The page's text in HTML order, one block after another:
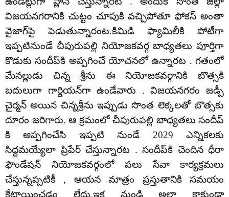
విజయనగరానికి చుట్టం చూపుకి వచ్చిపోతూ ఫోకస్ అంతా
వైజాగ్‌పై పెడుతున్నారంట.కిమిడి ఫ్యామిలీకి పోటీగా
ఇప్పటినుండే చీపురుపల్లి నియోజకవర్గ బాధ్యతలు పూర్తిగా
కొడుకు సందీప్‌కి అప్పగించే యోచనలో ఉన్నారట . గతంలో
మేనల్లుడు చిన్న శ్రీను ఈ నియోజకవర్గానికి బొత్సకి
బదులుగా గార్డియన్‌గా ఉండేవారు . విజయనగరం జడ్పీ
చైర్మన్ అయిన చిన్నశ్రీను ఇప్పుడు సొంత లెక్కలతో బొత్సకు
దూరం జరిగారు. ఆ క్రమంలో చీపురుపల్లి బాధ్యతలు సందీప్
కి అప్పగించేసి ఇప్పటి నుండే 2029 ఎన్నికలకు
సిద్దమయ్యేలా ప్రిపేర్ చేస్తున్నారట . సందీప్‌కి చెందిన ధీరా
ఫౌండేషన్ నియోజకవర్గంలో పలు సేవా కార్యక్రమలు
చేస్తున్నప్పటికీ , ఆయన మాత్రం ప్రస్తుతానికి సమయం
కేటాయించడం లేదు.ఇక నుండి అలా కాకుండా